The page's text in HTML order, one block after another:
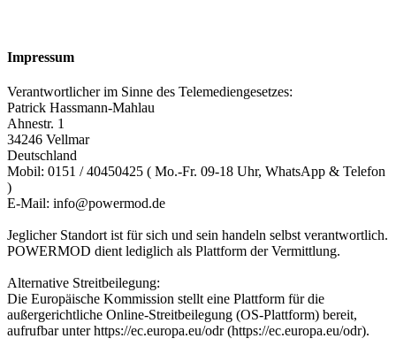
Impressum
Verantwortlicher im Sinne des Telemediengesetzes:
Patrick Hassmann-Mahlau
Ahnestr. 1
34246 Vellmar
Deutschland
Mobil: 0151 / 40450425 ( Mo.-Fr. 09-18 Uhr, WhatsApp & Telefon
)
E-Mail: info@powermod.de
Jeglicher Standort ist für sich und sein handeln selbst verantwortlich.
POWERMOD dient lediglich als Plattform der Vermittlung.
Alternative Streitbeilegung:
Die Europäische Kommission stellt eine Plattform für die
außergerichtliche Online-Streitbeilegung (OS-Plattform) bereit,
aufrufbar unter https://ec.europa.eu/odr (https://ec.europa.eu/odr).